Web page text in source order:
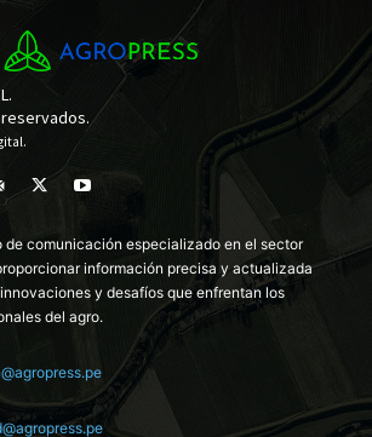
.
de comunicación especializado en el sector
información precisa y actualizada
y desafíos que enfrentan los
del agro.